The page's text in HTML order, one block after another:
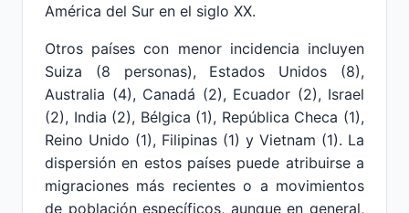
América del Sur en el siglo XX.
Otros países con menor incidencia incluyen
Suiza (8 personas), Estados Unidos (8),
Australia (4), Canadá (2), Ecuador (2), Israel
(2), India (2), Bélgica (1), República Checa (1),
Reino Unido (1), Filipinas (1) y Vietnam (1). La
dispersión en estos países puede atribuirse a
migraciones más recientes o a movimientos
de población específicos, aunque en general,